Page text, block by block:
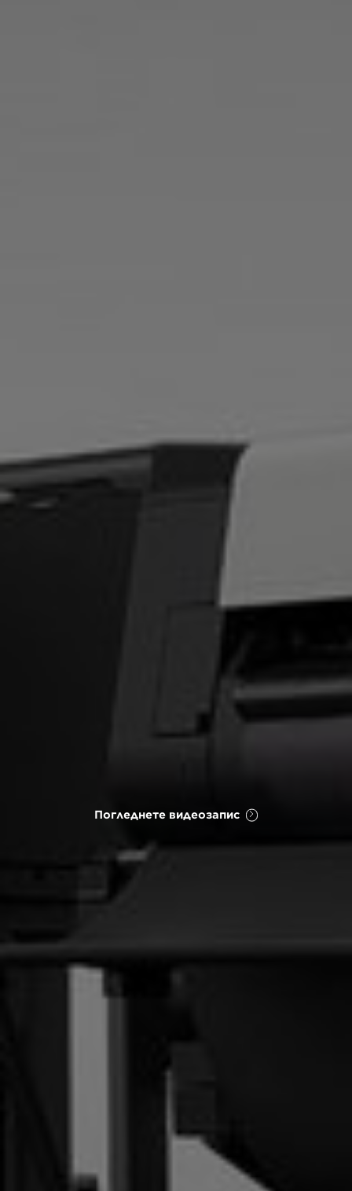
Погледнете видеозапис